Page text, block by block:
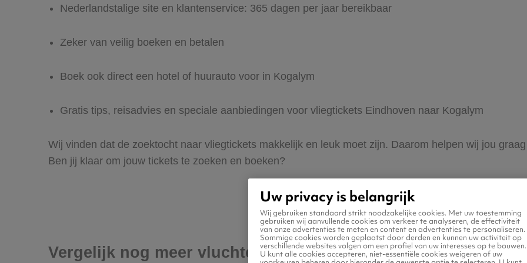
Nederlandstalige site en klantenservice: 365 dagen per jaar bereikbaar
Zeker van veilig boeken en betalen
Boek ook direct een hotel of huurauto voor in Kogalym
Gratis tips, reisadvies en speciale aanbiedingen voor vliegtickets Eindhoven naar Kogalym
Wij vinden dat de zoektocht naar vliegtickets makkelijk en leuk moet zijn. Daarom helpen wij jou
Ben jij klaar om jouw tickets te zoeken en boeken?
Vergelijk nog meer vluchten naar Kogalym
Uw privacy is belangrijk
Wij gebruiken standaard strikt noodzakelijke cookies. Met uw toestemming
gebruiken wij aanvullende cookies om verkeer te analyseren, de effectiviteit
van onze advertenties te meten en content en advertenties te personaliseren.
Sommige cookies worden geplaatst door derden en kunnen uw activiteit op
verschillende websites volgen om een profiel van uw interesses op te bouwen.
U kunt alle cookies accepteren, niet-essentiële cookies weigeren of uw